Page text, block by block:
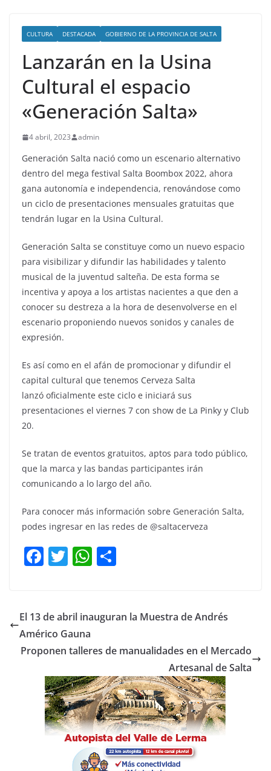
CULTURA DESTACADA GOBIERNO DE LA PROVINCIA DE SALTA
Lanzarán en la Usina
Cultural el espacio
«Generación Salta»
4 abril, 2023 admin
Generación Salta nació como un escenario alternativo
dentro del mega festival Salta Boombox 2022, ahora
gana autonomía e independencia, renovándose como
un ciclo de presentaciones mensuales gratuitas que
tendrán lugar en la Usina Cultural.
Generación Salta se constituye como un nuevo espacio
para visibilizar y difundir las habilidades y talento
musical de la juventud salteña. De esta forma se
incentiva y apoya a los artistas nacientes a que den a
conocer su destreza a la hora de desenvolverse en el
escenario proponiendo nuevos sonidos y canales de
expresión.
Es así como en el afán de promocionar y difundir el
capital cultural que tenemos Cerveza Salta
lanzó oficialmente este ciclo e iniciará sus
presentaciones el viernes 7 con show de La Pinky y Club
20.
Se tratan de eventos gratuitos, aptos para todo público,
que la marca y las bandas participantes irán
comunicando a lo largo del año.
Para conocer más información sobre Generación Salta,
podes ingresar en las redes de @saltacerveza
F
e
b
o
o
k
T
er
W
s
p
p
p
tir
El 13 de abril inauguran la Muestra de Andrés
Américo Gauna
Proponen talleres de manualidades en el Mercado
Artesanal de Salta